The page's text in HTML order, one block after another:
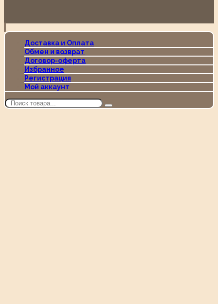
Доставка и Оплата
Обмен и возврат
Договор-оферта
Избранное
Регистрация
Мой аккаунт